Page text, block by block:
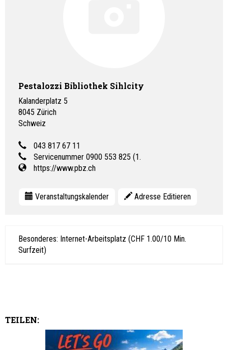
Pestalozzi Bibliothek Sihlcity
Kalanderplatz 5
8045 Zürich
Schweiz
043 817 67 11
Servicenummer 0900 553 825 (1.
https://www.pbz.ch
Veranstaltungskalender Adresse Editieren
Besonderes: Internet-Arbeitsplatz (CHF 1.00/10 Min.
Surfzeit)
TEILEN: